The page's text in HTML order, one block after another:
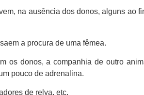
na ausência dos donos, alguns ao
a procura de uma fêmea.
os donos, a companhia de outro
pouco de adrenalina.
de relva, etc.